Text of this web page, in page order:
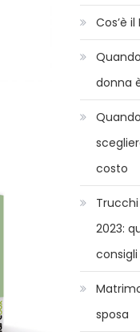
Cos’è
donna
costo
2023:
sposa